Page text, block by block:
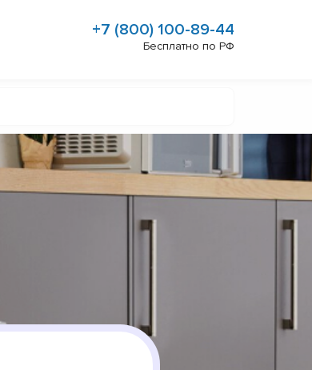
+7 (800) 100-89-44
Бесплатно по РФ